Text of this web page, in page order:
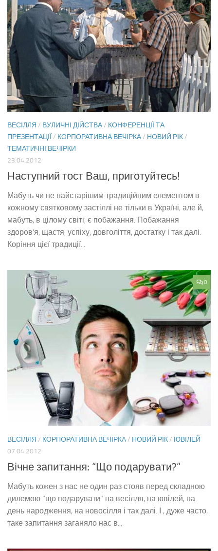
ВЕСІЛЛЯ / ВУЛИЧНІ ДІЙСТВА/ КОНФЕРЕНЦІЇ ТА
ПРЕЗЕНТАЦІЇ / КОРПОРАТИВНА ВЕЧІРКА/ НОВИЙ РІК/
ТЕМАТИЧНІ ВЕЧІРКИ
23.04.2012
Наступний тост Ваш, приготуйтесь!
Мабуть чи не найстарішим традиційним елементом в
кожному святковому застіллі не тільки в Україні, але й,
мабуть, в цілому світі, є побажання. Побажання
здоров’я, щастя, успіху, довголіття, достатку і так далі.
Коріння цієї традиції...
0
ВЕСІЛЛЯ / КОРПОРАТИВНА ВЕЧІРКА/ НОВИЙ РІК/ ЮВІЛЕЙ
07.04.2012
Вічне запитання: “Що подарувати?”
Мабуть кожен з нас не один раз стояв перед складною
дилемою “що подарувати” на весілля, на ювілей, на
день народження, на новосілля і так далі. І , дуже часто,
таке запитання заганяло нас в...